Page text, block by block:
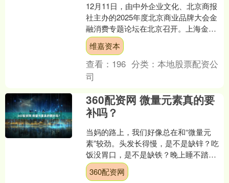
12月11日，由中外企业文化、北京商报
社主办的2025年度北京商业品牌大会金
融消费专题论坛在北京召开。上海金融
与发展实验室首席专家、主任曾刚就“十
五五”期间金融....
维嘉资本
查看： 196 分类：本地股票配资公
司
360配资网 微量元素真的要
补吗？
当妈的路上，我们好像总在和“微量元
素”较劲。头发长得慢，是不是缺锌？吃
饭没胃口，是不是缺铁？晚上睡不踏
实，是不是缺钙？身边的推销广告、家
长群的讨论，都在不断放大....
360配资网